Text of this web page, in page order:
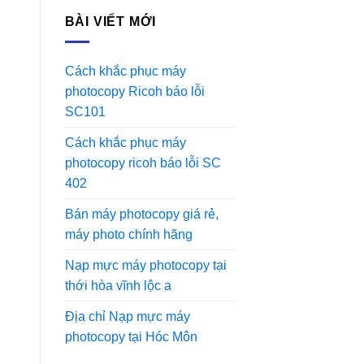
BÀI VIẾT MỚI
Cách khắc phục máy
photocopy Ricoh báo lỗi
SC101
Cách khắc phục máy
photocopy ricoh báo lỗi SC
402
Bán máy photocopy giá rẻ,
máy photo chính hãng
Nạp mực máy photocopy tại
thới hòa vĩnh lộc a
Địa chỉ Nạp mực máy
photocopy tại Hóc Môn